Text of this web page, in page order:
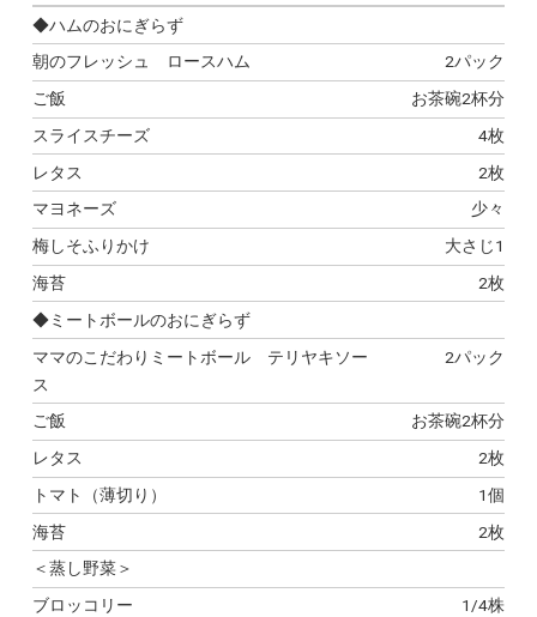
◆ハムのおにぎらず
朝のフレッシュ ロースハム
2パック
ご飯
お茶碗2杯分
スライスチーズ
4枚
レタス
2枚
マヨネーズ
少々
梅しそふりかけ
大さじ1
海苔
2枚
◆ミートボールのおにぎらず
ママのこだわりミートボール テリヤキソー
ス
2パック
ご飯
お茶碗2杯分
レタス
2枚
トマト（薄切り）
1個
海苔
2枚
＜蒸し野菜＞
ブロッコリー
1/4株